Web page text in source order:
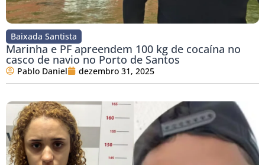
Baixada Santista
Marinha e PF apreendem 100 kg de cocaína no
casco de navio no Porto de Santos
Pablo Daniel dezembro 31, 2025